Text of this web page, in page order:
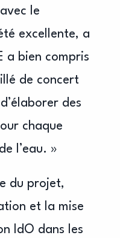
le
excellente, a
a bien compris
de concert
des
chaque
l’eau. »
du projet,
et la mise
IdO dans les